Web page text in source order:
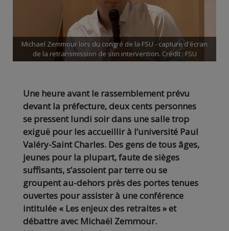
Michael Zemmour lors du congré de la FSU - capture d'écran
de la retransmission de son intervention. Crédit : FSU
Une heure avant le rassemblement prévu
devant la préfecture, deux cents personnes
se pressent lundi soir dans une salle trop
exiguë pour les accueillir à l’université Paul
Valéry-Saint Charles. Des gens de tous âges,
jeunes pour la plupart, faute de sièges
suffisants, s’assoient par terre ou se
groupent au-dehors près des portes tenues
ouvertes pour assister à une conférence
intitulée « Les enjeux des retraites » et
débattre avec Michaël Zemmour.